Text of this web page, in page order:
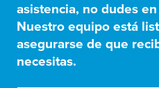
asistencia, no dudes
Nuestro equipo está
asegurarse de que
necesitas.